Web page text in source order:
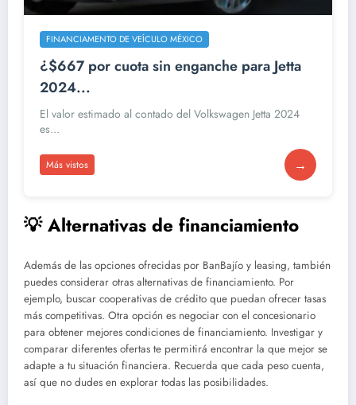
FINANCIAMENTO DE VEÍCULO MÉXICO
¿$667 por cuota sin enganche para Jetta
2024...
El valor estimado al contado del Volkswagen Jetta 2024
es...
Más vistos →
💡 Alternativas de financiamiento
Además de las opciones ofrecidas por BanBajío y leasing, también
puedes considerar otras alternativas de financiamiento. Por
ejemplo, buscar cooperativas de crédito que puedan ofrecer tasas
más competitivas. Otra opción es negociar con el concesionario
para obtener mejores condiciones de financiamiento. Investigar y
comparar diferentes ofertas te permitirá encontrar la que mejor se
adapte a tu situación financiera. Recuerda que cada peso cuenta,
así que no dudes en explorar todas las posibilidades.